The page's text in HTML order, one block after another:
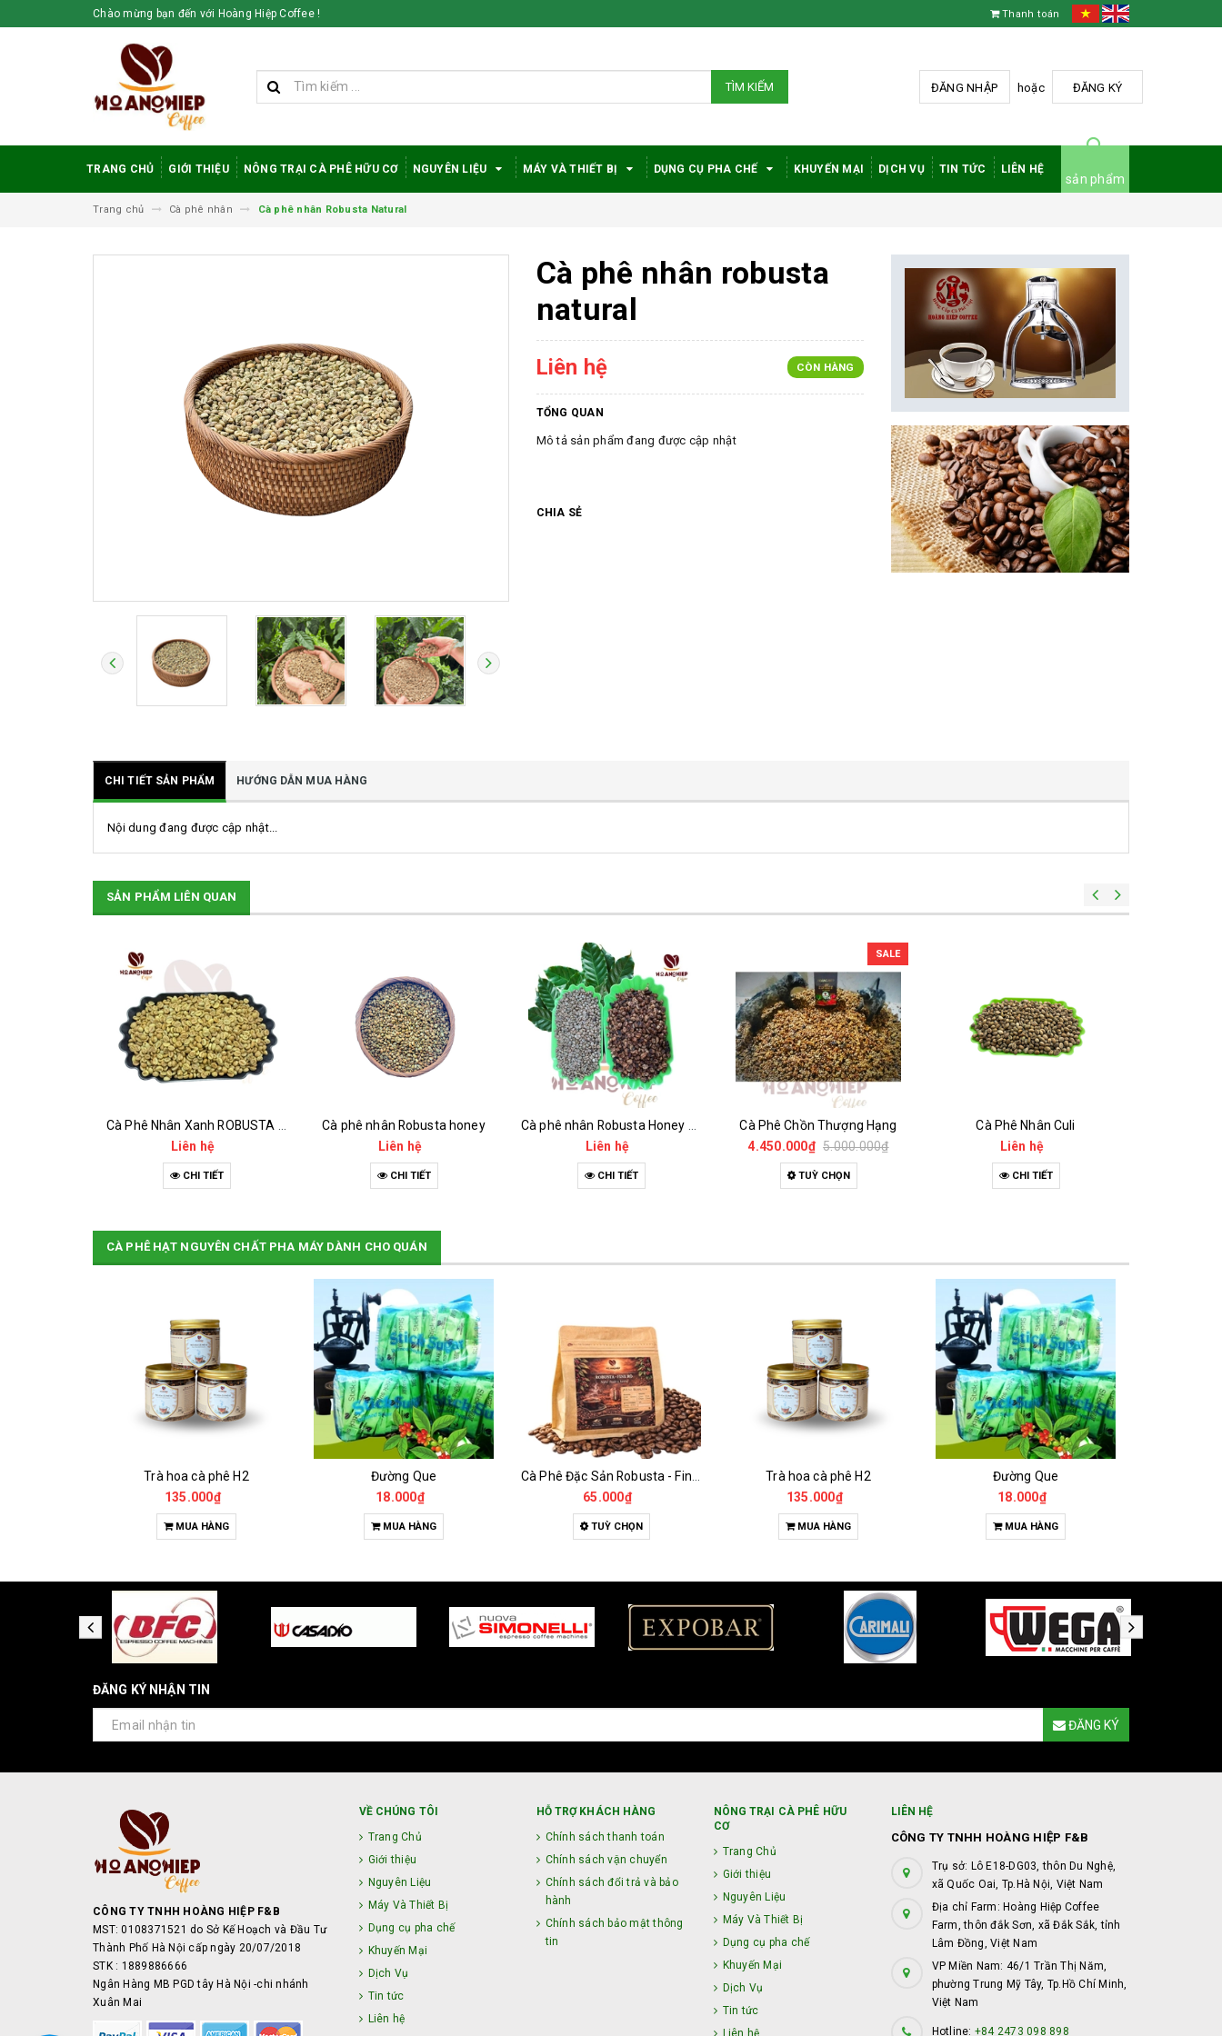
Chào mừng bạn đến với Hoàng Hiệp Coffee ! Thanh toán
TÌM KIẾM ĐĂNG NHẬP hoặc ĐĂNG KÝ
TRANG CHỦ GIỚI THIỆU NÔNG TRẠI CÀ PHÊ HỮU CƠ NGUYÊN LIỆU MÁY VÀ THIẾT BỊ DỤNG CỤ PHA CHẾ KHUYẾN MẠI DỊCH VỤ TIN TỨC LIÊN HỆ
sản phẩm
Trang chủ Cà phê nhân Cà phê nhân Robusta Natural
Cà phê nhân robusta
natural
Liên hệ CÒN HÀNG
TỔNG QUAN
Mô tả sản phẩm đang được cập nhật
CHIA SẺ
CHI TIẾT SẢN PHẨM HƯỚNG DẪN MUA HÀNG
Nội dung đang được cập nhật...
SẢN PHẨM LIÊN QUAN
Liên hệ
CHI TIẾT
Cà phê nhân Robusta honey
Liên hệ
CHI TIẾT
Liên hệ
CHI TIẾT
SALE
Cà Phê Chồn Thượng Hạng
4.450.000₫ 5.000.000₫
TUỲ CHỌN
Cà Phê Nhân Culi
Liên hệ
CHI TIẾT
CÀ PHÊ HẠT NGUYÊN CHẤT PHA MÁY DÀNH CHO QUÁN
Trà hoa cà phê H2
135.000₫
MUA HÀNG
Đường Que
18.000₫
MUA HÀNG
65.000₫
TUỲ CHỌN
Trà hoa cà phê H2
135.000₫
MUA HÀNG
Đường Que
18.000₫
MUA HÀNG
ĐĂNG KÝ NHẬN TIN
ĐĂNG KÝ
CÔNG TY TNHH HOÀNG HIỆP F&B
MST: 0108371521 do Sở Kế Hoạch và Đầu Tư
Thành Phố Hà Nội cấp ngày 20/07/2018
STK : 1889886666
Ngân Hàng MB PGD tây Hà Nội -chi nhánh
Xuân Mai
VỀ CHÚNG TÔI
Trang Chủ
Giới thiệu
Nguyên Liệu
Máy Và Thiết Bị
Dụng cụ pha chế
Khuyến Mại
Dịch Vụ
Tin tức
Liên hệ
HỖ TRỢ KHÁCH HÀNG
Chính sách thanh toán
Chính sách vận chuyển
Chính sách đổi trả và bảo
hành
Chính sách bảo mật thông
tin
NÔNG TRẠI CÀ PHÊ HỮU
CƠ
Trang Chủ
Giới thiệu
Nguyên Liệu
Máy Và Thiết Bị
Dụng cụ pha chế
Khuyến Mại
Dịch Vụ
Tin tức
Liên hệ
LIÊN HỆ
CÔNG TY TNHH HOÀNG HIỆP F&B
Trụ sở: Lô E18-DG03, thôn Du Nghệ,
xã Quốc Oai, Tp.Hà Nội, Việt Nam
Địa chỉ Farm: Hoàng Hiệp Coffee
Farm, thôn đắk Sơn, xã Đắk Sắk, tỉnh
Lâm Đồng, Việt Nam
VP Miền Nam: 46/1 Trần Thị Năm,
phường Trung Mỹ Tây, Tp.Hồ Chí Minh,
Việt Nam
Hotline: +84 2473 098 898